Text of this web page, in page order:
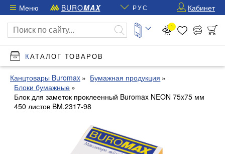
Меню BUROMAX РУС Кабинет
1
КАТАЛОГ ТОВАРОВ
Канцтовары Buromax
Бумажная продукция
Блоки бумажные
Блок для заметок проклеенный Buromax NEON 75x75 мм
450 листов BM.2317-98